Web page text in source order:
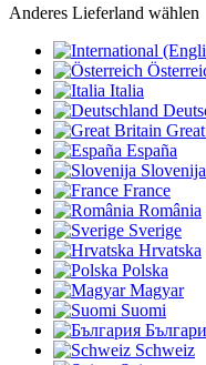
Anderes Lieferland wählen
Italia
España
Slovenija
France
România
Sverige
Hrvatska
Polska
Magyar
Suomi
Schweiz